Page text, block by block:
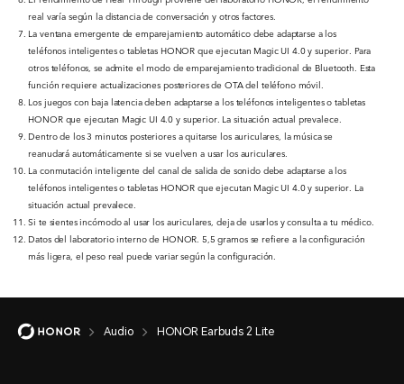
real varía según la distancia de conversación y otros factores.
La ventana emergente de emparejamiento automático debe adaptarse a los
teléfonos inteligentes o tabletas HONOR que ejecutan Magic UI 4.0 y superior. Para
otros teléfonos, se admite el modo de emparejamiento tradicional de Bluetooth. Esta
función requiere actualizaciones posteriores de OTA del teléfono móvil.
Los juegos con baja latencia deben adaptarse a los teléfonos inteligentes o tabletas
HONOR que ejecutan Magic UI 4.0 y superior. La situación actual prevalece.
Dentro de los 3 minutos posteriores a quitarse los auriculares, la música se
reanudará automáticamente si se vuelven a usar los auriculares.
La conmutación inteligente del canal de salida de sonido debe adaptarse a los
teléfonos inteligentes o tabletas HONOR que ejecutan Magic UI 4.0 y superior. La
situación actual prevalece.
Si te sientes incómodo al usar los auriculares, deja de usarlos y consulta a tu médico.
Datos del laboratorio interno de HONOR. 5,5 gramos se refiere a la configuración
más ligera, el peso real puede variar según la configuración.
Audio HONOR Earbuds 2 Lite